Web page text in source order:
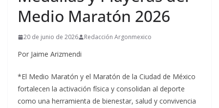
Medio Maratón 2026
20 de junio de 2026 Redacción Argonmexico
Por Jaime Arizmendi
*El Medio Maratón y el Maratón de la Ciudad de México
fortalecen la activación física y consolidan al deporte
como una herramienta de bienestar, salud y convivencia